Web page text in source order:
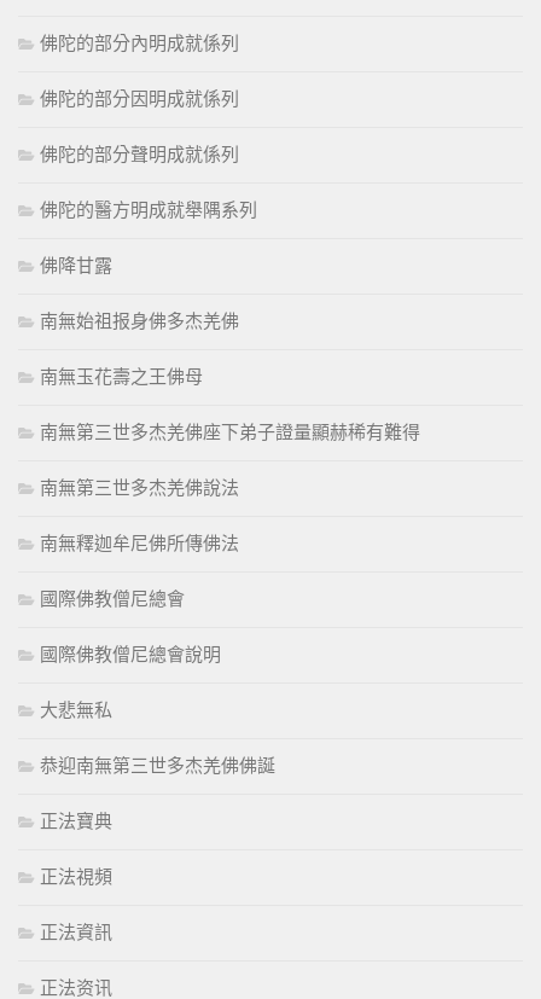
佛陀的部分內明成就係列
佛陀的部分因明成就係列
佛陀的部分聲明成就係列
佛陀的醫方明成就舉隅系列
佛降甘露
南無始祖报身佛多杰羌佛
南無玉花壽之王佛母
南無第三世多杰羌佛座下弟子證量顯赫稀有難得
南無第三世多杰羌佛說法
南無釋迦牟尼佛所傳佛法
國際佛教僧尼總會
國際佛教僧尼總會說明
大悲無私
恭迎南無第三世多杰羌佛佛誕
正法寶典
正法視頻
正法資訊
正法资讯